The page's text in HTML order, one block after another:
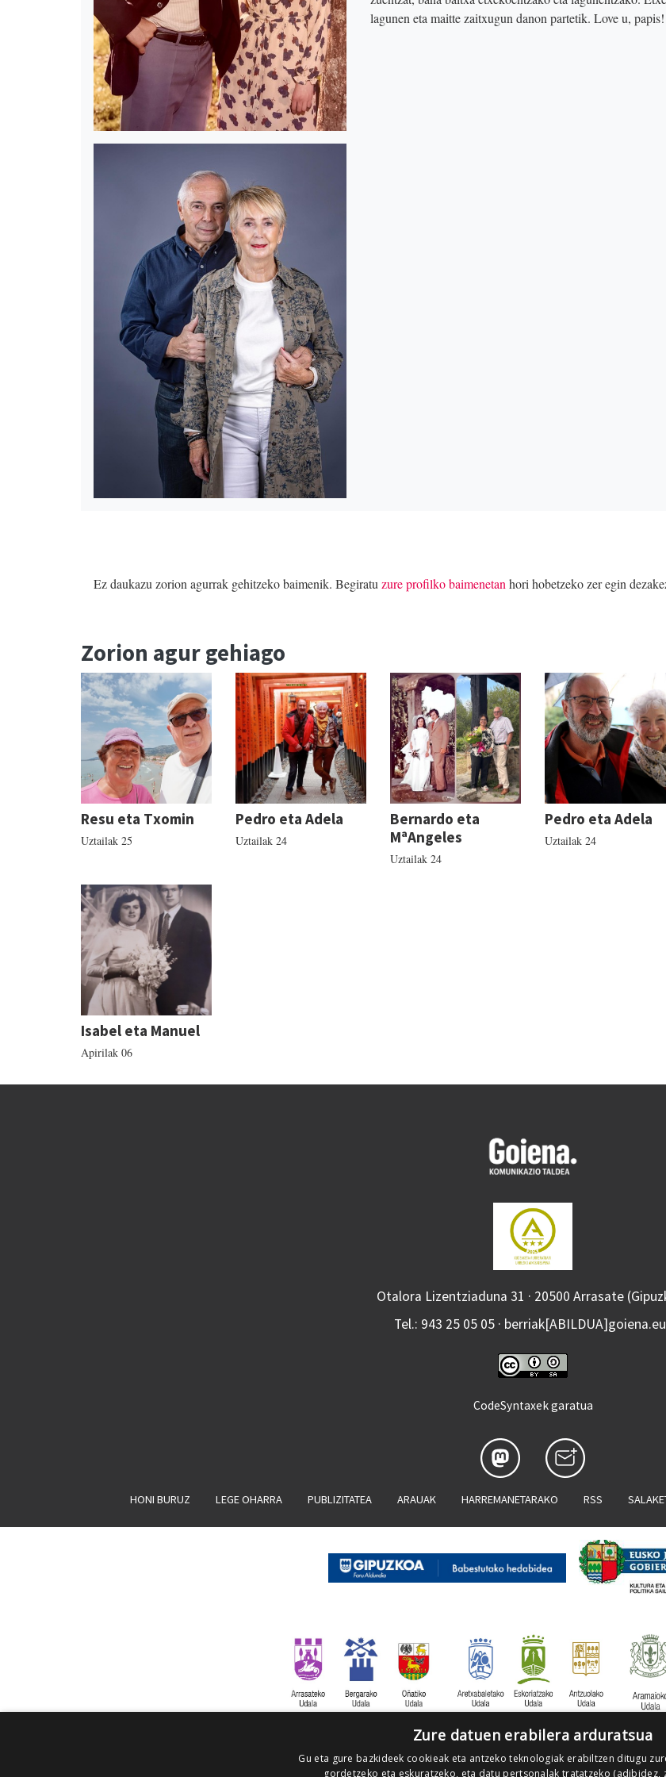
lagunen eta maitte zaitxugun danon partetik. Love u, papis!
Ez daukazu zorion agurrak gehitzeko baimenik. Begiratu zure profilko baimenetan hori hobetzeko zer egin
Zorion agur gehiago
Resu eta Txomin
Uztailak 25
Pedro eta Adela
Uztailak 24
Bernardo eta
MªAngeles
Uztailak 24
Pedro eta Adela
Uztailak 24
Isabel eta Manuel
Apirilak 06
Otalora Lizentziaduna 31 · 20500 Arrasate
Tel.: 943 25 05 05 ·
CodeSyntaxek garatua
HONI BURUZ LEGE OHARRA PUBLIZITATEA ARAUAK HARREMANETARAKO RSS
Zure datuen erabilera arduratsua
Gu eta gure bazkideek cookieak eta antzeko teknologiak erabiltzen ditugu
gordetzeko eta eskuratzeko, eta datu pertsonalak tratatzeko (adibidez,